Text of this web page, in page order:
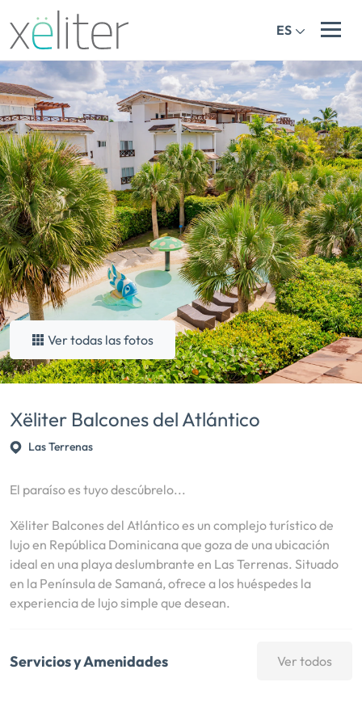
ES
Ver todas las fotos
Xëliter Balcones del Atlántico
Las Terrenas
El paraíso es tuyo descúbrelo...
Xëliter Balcones del Atlántico es un complejo turístico de
lujo en República Dominicana que goza de una ubicación
ideal en una playa deslumbrante en Las Terrenas. Situado
en la Península de Samaná, ofrece a los huéspedes la
experiencia de lujo simple que desean.
Servicios y Amenidades Ver todos